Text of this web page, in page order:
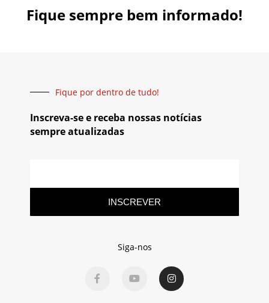
Fique sempre bem informado!
Fique por dentro de tudo!
Inscreva-se e receba nossas notícias
sempre atualizadas
INSCREVER
Siga-nos